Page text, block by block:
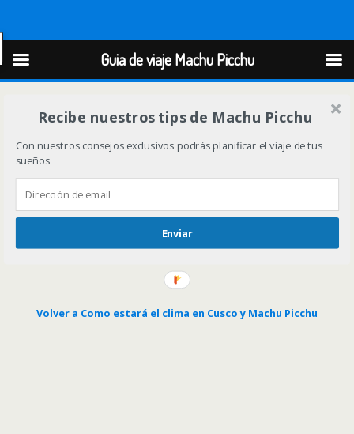
Guia de viaje Machu Picchu
Recibe nuestros tips de Machu Picchu
Con nuestros consejos exclusivos podrás planificar el viaje de tus
sueños
Enviar
Volver a Como estará el clima en Cusco y Machu Picchu
Guia de viaje Machu Picchu